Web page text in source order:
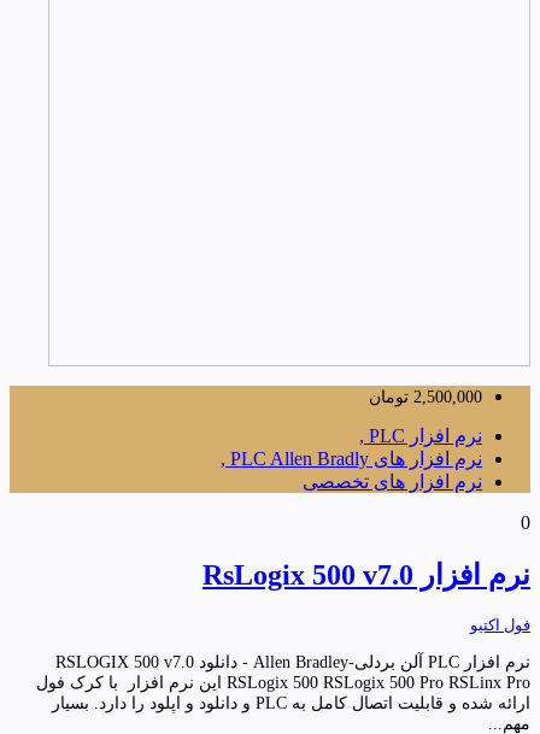
2,500,000 تومان
نرم افزار PLC ,
نرم افزار های PLC Allen Bradly ,
نرم افزار های تخصصی
0
نرم افزار RsLogix 500 v7.0
فول اکتیو
نرم افزار PLC آلن بردلی-Allen Bradley - دانلود RSLOGIX 500 v7.0
RSLogix 500 RSLogix 500 Pro RSLinx Pro این نرم افزار با کرک فول
ارائه شده و قابلیت اتصال کامل به PLC و دانلود و اپلود را دارد. بسیار
مهم...